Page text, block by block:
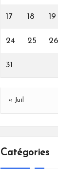
17 18 19
24 25 26
31
« Juil
Catégories